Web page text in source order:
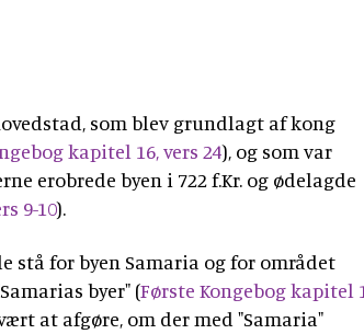
som blev grundlagt af kong
kapitel 16, vers 24), og som var
erobrede byen i 722 f.Kr. og ødelagde
9-10).
stå for byen Samaria og for området
byer" (Første Kongebog kapitel
at afgøre, om der med "Samaria"